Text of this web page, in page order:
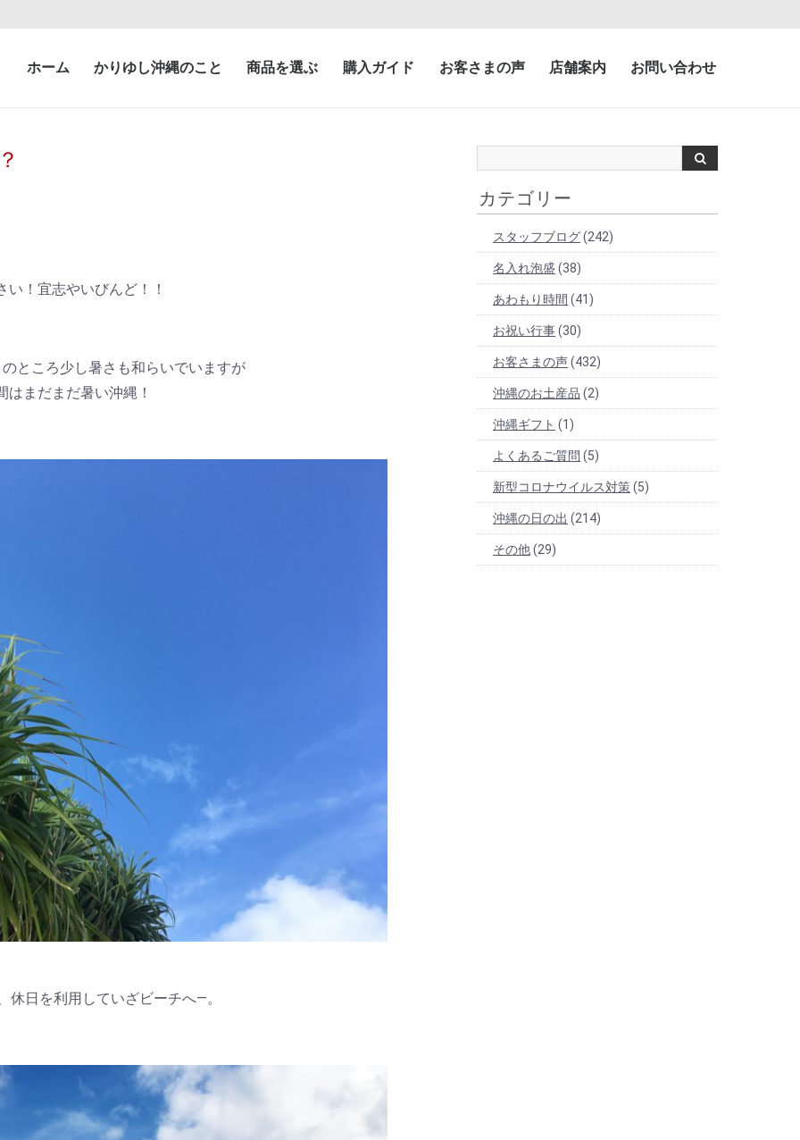
ホーム かりゆし沖縄のこと 商品を選ぶ 購入ガイド お客さまの声 店舗案内 お問い合わせ
い！宜志やいびんど！！
ところ少し暑さも和らいでいますが
はまだまだ暑い沖縄！
休日を利用していざビーチへ―。
カテゴリー
スタッフブログ(242)
名入れ泡盛 (38)
あわもり時間 (41)
お祝い行事(30)
お客さまの声(432)
沖縄のお土産品 (2)
沖縄ギフト (1)
よくあるご質問 (5)
新型コロナウイルス対策(5)
沖縄の日の出 (214)
その他(29)